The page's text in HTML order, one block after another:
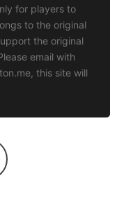
for players to
to the original
the original
email with
, this site will